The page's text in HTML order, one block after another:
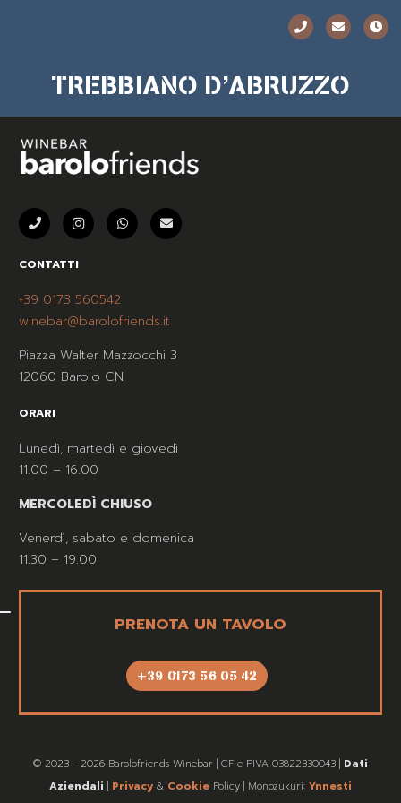
TREBBIANO D’ABRUZZO
CONTATTI
+39 0173 560542
winebar@barolofriends.it
Piazza Walter Mazzocchi 3
12060 Barolo CN
ORARI
Lunedì, martedì e giovedì
11.00 – 16.00
MERCOLEDÌ CHIUSO
Venerdì, sabato e domenica
11.30 – 19.00
PRENOTA UN TAVOLO
+39 0173 56 05 42
© 2023 - 2026 Barolofriends Winebar | CF e PIVA 03822330043 | Dati
Aziendali | Privacy & Cookie Policy | Monozukuri: Ynnesti